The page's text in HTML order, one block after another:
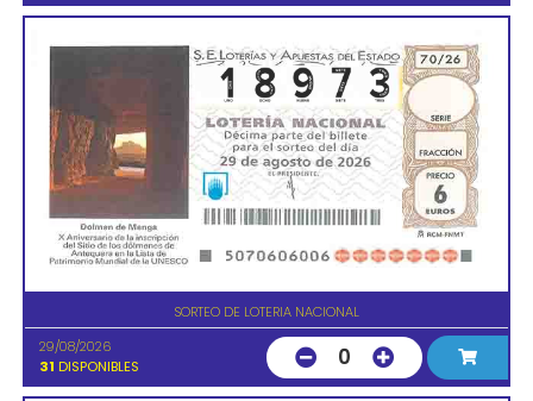
SORTEO DE LOTERIA NACIONAL
29/08/2026
31 DISPONIBLES 0